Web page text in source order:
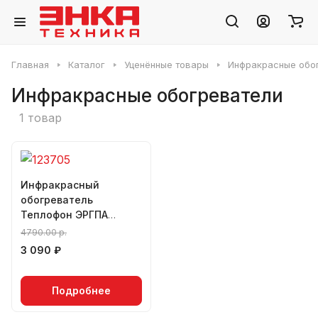
Главная Каталог Уценённые товары Инфракрасные
Инфракрасные обогреватели
1 товар
Инфракрасный
обогреватель
Теплофон ЭРГПА
0.7/220 (напольный)
(00000001)
4790.00 р.
3 090 ₽
Подробнее